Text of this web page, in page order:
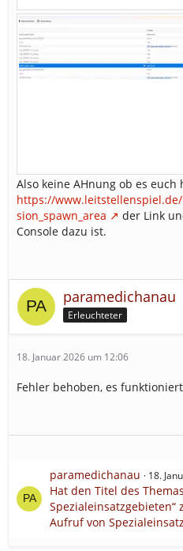
Also keine AHnung ob es euch
https://
sion_spawn_area
der Link
Console dazu ist.
paramedichanau
Erleuchteter
18. Januar 2026 um 12:06
Fehler behoben, es
paramedichanau 18.
Hat den Titel des
Spezialeinsatzgebieten“
Aufruf von